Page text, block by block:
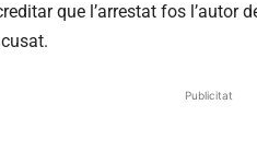
que l’arrestat fos l’autor
Publicitat